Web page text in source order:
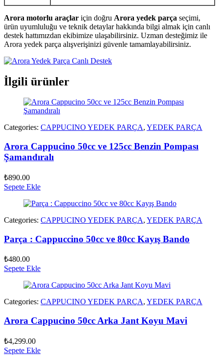
Arora motorlu araçlar için doğru Arora yedek parça seçimi,
ürün uyumluluğu ve teknik detaylar hakkında bilgi almak için canlı
destek hattımızdan ekibimize ulaşabilirsiniz. Uzman desteğimiz ile
Arora yedek parça alışverişinizi güvenle tamamlayabilirsiniz.
İlgili ürünler
Categories: CAPPUCINO YEDEK PARÇA, YEDEK PARÇA
Arora Cappucino 50cc ve 125cc Benzin Pompası
Şamandıralı
₺890.00
Sepete Ekle
Categories: CAPPUCINO YEDEK PARÇA, YEDEK PARÇA
Parça : Cappuccino 50cc ve 80cc Kayış Bando
₺480.00
Sepete Ekle
Categories: CAPPUCINO YEDEK PARÇA, YEDEK PARÇA
Arora Cappucino 50cc Arka Jant Koyu Mavi
₺4,299.00
Sepete Ekle